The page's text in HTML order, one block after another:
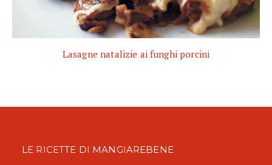
Lasagne natalizie ai funghi porcini
LE RICETTE DI MANGIAREBENE